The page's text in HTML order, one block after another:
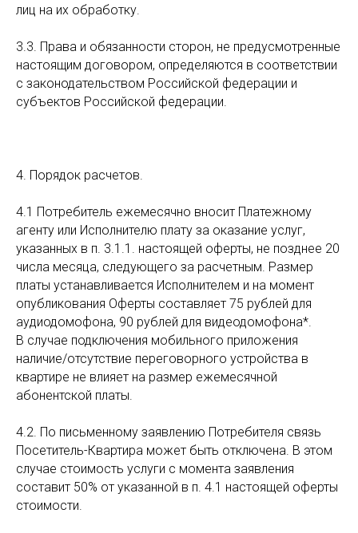
лиц на их обработку.
3.3. Права и обязанности сторон, не предусмотренные
настоящим договором, определяются в соответствии
с законодательством Российской федерации и
субъектов Российской федерации.
4. Порядок расчетов.
4.1 Потребитель ежемесячно вносит Платежному
агенту или Исполнителю плату за оказание услуг,
указанных в п. 3.1.1. настоящей оферты, не позднее 20
числа месяца, следующего за расчетным. Размер
платы устанавливается Исполнителем и на момент
опубликования Оферты составляет 75 рублей для
аудиодомофона, 90 рублей для видеодомофона*.
В случае подключения мобильного приложения
наличие/отсутствие переговорного устройства в
квартире не влияет на размер ежемесячной
абонентской платы.
4.2. По письменному заявлению Потребителя связь
Посетитель-Квартира может быть отключена. В этом
случае стоимость услуги с момента заявления
составит 50% от указанной в п. 4.1 настоящей оферты
стоимости.